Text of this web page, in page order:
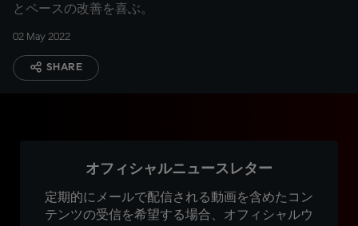
とペースの改善を喜ぶ。
02 May 2022
SHARE
オフィシャルニュースレター
定期的にメールで配信される動画を含めたコン
テンツの受信を希望する場合、オフィシャルウ